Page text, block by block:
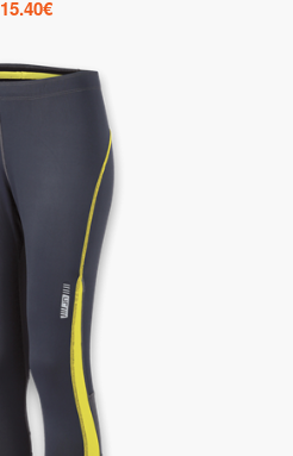
15.40€